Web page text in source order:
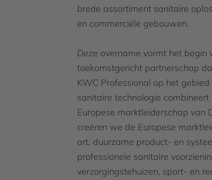
brede assortiment sanitaire
en commerciële gebouwen.
Deze overname vormt het begin
toekomstgericht partnerschap
KWC Professional op het
sanitaire technologie
Europese marktleiderschap van
creëren we de Europese
art, duurzame product- en
professionele sanitaire
verzorgingstehuizen, sport- en